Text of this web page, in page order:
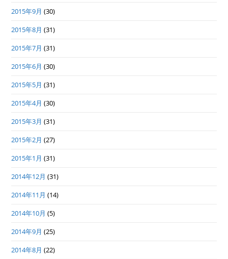
2015年9月 (30)
2015年8月 (31)
2015年7月 (31)
2015年6月 (30)
2015年5月 (31)
2015年4月 (30)
2015年3月 (31)
2015年2月 (27)
2015年1月 (31)
2014年12月 (31)
2014年11月 (14)
2014年10月 (5)
2014年9月 (25)
2014年8月 (22)